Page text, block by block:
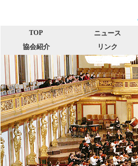
TOP ニュース
協会紹介
リンク